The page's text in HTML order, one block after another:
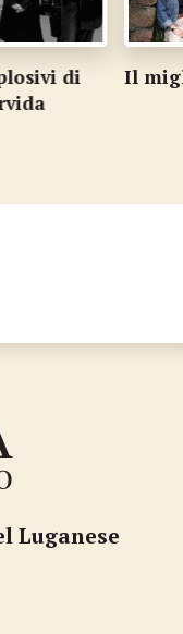
Il migliore è
Luganese